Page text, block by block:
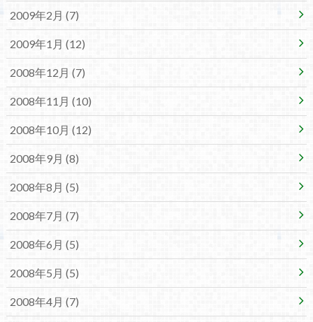
2009年2月 (7)
2009年1月 (12)
2008年12月 (7)
2008年11月 (10)
2008年10月 (12)
2008年9月 (8)
2008年8月 (5)
2008年7月 (7)
2008年6月 (5)
2008年5月 (5)
2008年4月 (7)